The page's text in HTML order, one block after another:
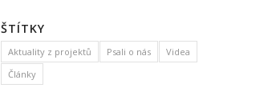
ŠTÍTKY
Aktuality z projektů Psali o nás
Videa
Články